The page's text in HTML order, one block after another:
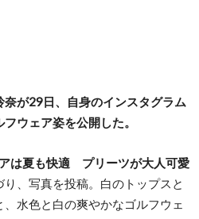
が29日、自身のインスタグラム
ウェア姿を公開した。
は夏も快適 プリーツが大人可愛
り、写真を投稿。白のトップスと
水色と白の爽やかなゴルフウェ